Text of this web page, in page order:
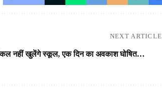
NEXT ARTICLE
कल नहीं खुलेंगे स्कूल, एक दिन का अवकाश घोषित…